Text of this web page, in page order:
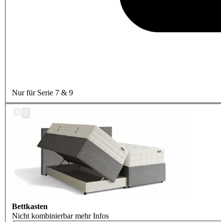
Nur für Serie 7 & 9
Bettkasten
Nicht kombinierbarmehr Infos